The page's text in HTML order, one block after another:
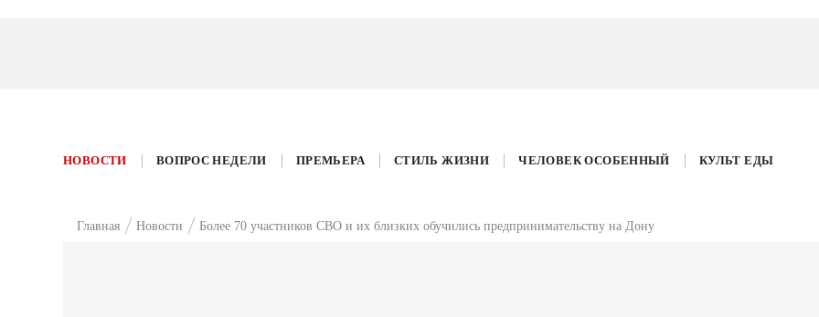
НОВОСТИ ВОПРОС НЕДЕЛИ ПРЕМЬЕРА СТИЛЬ ЖИЗНИ ЧЕЛОВЕК ОСОБЕННЫЙ КУЛЬТ ЕДЫ
Главная Новости Более 70 участников СВО и их близких обучились предпринимательству на Дону